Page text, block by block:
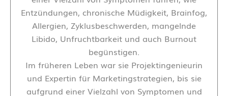
Entzündungen, chronische Müdigkeit, Brainfog,
Allergien, Zyklusbeschwerden, mangelnde
Libido, Unfruchtbarkeit und auch Burnout
begünstigen.
Im früheren Leben war sie Projektingenieurin
und Expertin für Marketingstrategien, bis sie
aufgrund einer Vielzahl von Symptomen und